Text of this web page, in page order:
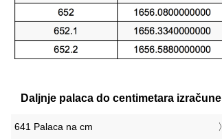
Daljnje palaca do centimetara izračune
641 Palaca na cm